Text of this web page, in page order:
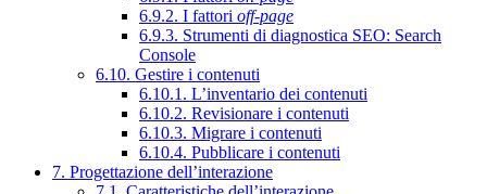
6.9.2. I fattori off-page
6.9.3. Strumenti di diagnostica SEO: Search
Console
6.10. Gestire i contenuti
6.10.1. L’inventario dei contenuti
6.10.2. Revisionare i contenuti
6.10.3. Migrare i contenuti
6.10.4. Pubblicare i contenuti
7. Progettazione dell’interazione